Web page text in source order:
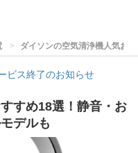
ダイソンの空気清浄機人気お
ビス終了のお知らせ
すめ18選！静音・お
デルも